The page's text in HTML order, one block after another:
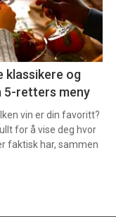
klassikere og
5-retters meny
vin er din favoritt?
for å vise deg hvor
faktisk har, sammen